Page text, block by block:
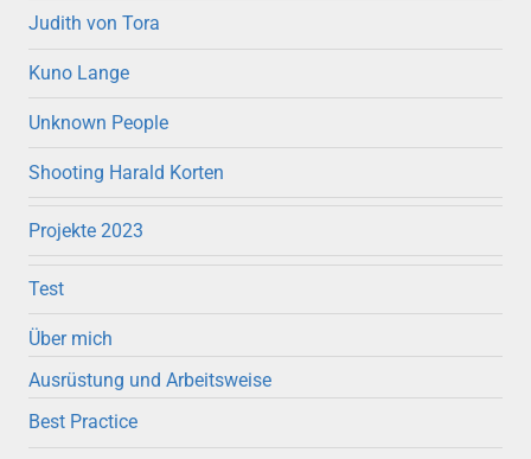
Judith von Tora
Kuno Lange
Unknown People
Shooting Harald Korten
Projekte 2023
Test
Über mich
Ausrüstung und Arbeitsweise
Best Practice